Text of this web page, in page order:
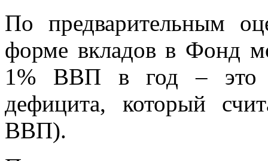
По предварительным
форме вкладов в Фонд
1% ВВП в год – это
дефицита, который
ВВП).